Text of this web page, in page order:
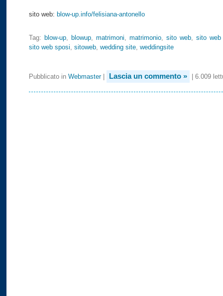
sito web: blow-up.info/felisiana-antonello
Tag: blow-up blowup matrimoni matrimonio sito web
sito web
sito web sposi
sitoweb wedding site weddingsite
Pubblicato in Webmaster| Lascia un commento » | 6.009